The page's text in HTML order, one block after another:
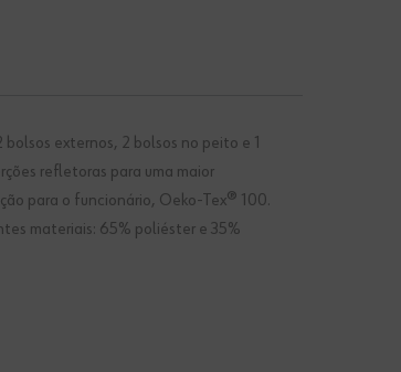
externos, 2 bolsos no peito e 1
refletoras para uma maior
para o funcionário, Oeko-Tex® 100.
materiais: 65% poliéster e 35%